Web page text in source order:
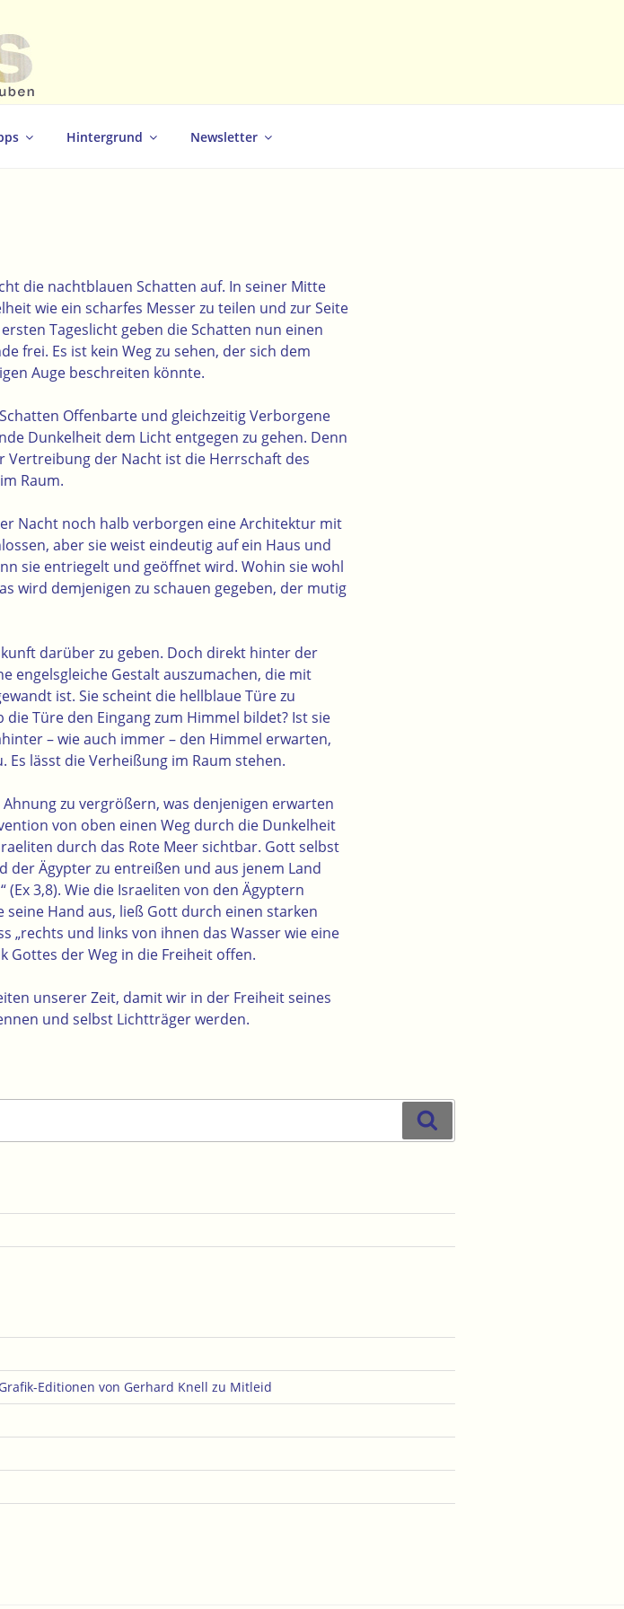
Hintergrund Newsletter
die nachtblauen Schatten auf. In seiner Mitte
wie ein scharfes Messer zu teilen und zur Seite
Tageslicht geben die Schatten nun einen
frei. Es ist kein Weg zu sehen, der sich dem
Auge beschreiten könnte.
Offenbarte und gleichzeitig Verborgene
Dunkelheit dem Licht entgegen zu gehen. Denn
der Nacht ist die Herrschaft des
Raum.
Nacht noch halb verborgen eine Architektur mit
aber sie weist eindeutig auf ein Haus und
sie entriegelt und geöffnet wird. Wohin sie wohl
wird demjenigen zu schauen gegeben, der mutig
darüber zu geben. Doch direkt hinter der
engelsgleiche Gestalt auszumachen, die mit
ist. Sie scheint die hellblaue Türe zu
Türe den Eingang zum Himmel bildet? Ist sie
– wie auch immer – den Himmel erwarten,
Es lässt die Verheißung im Raum stehen.
zu vergrößern, was denjenigen erwarten
von oben einen Weg durch die Dunkelheit
durch das Rote Meer sichtbar. Gott selbst
der Ägypter zu entreißen und aus jenem Land
3,8). Wie die Israeliten von den Ägyptern
Hand aus, ließ Gott durch einen starken
„rechts und links von ihnen das Wasser wie eine
Gottes der Weg in die Freiheit offen.
unserer Zeit, damit wir in der Freiheit seines
und selbst Lichtträger werden.
Editionen von Gerhard Knell zu Mitleid